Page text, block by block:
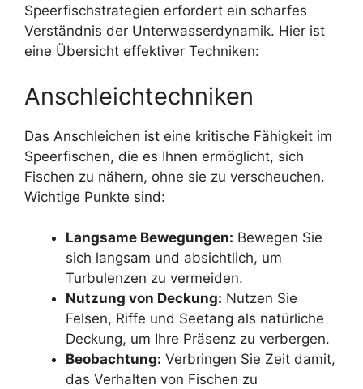
Speerfischstrategien erfordert ein scharfes
Verständnis der Unterwasserdynamik. Hier ist
eine Übersicht effektiver Techniken:
Anschleichtechniken
Das Anschleichen ist eine kritische Fähigkeit im
Speerfischen, die es Ihnen ermöglicht, sich
Fischen zu nähern, ohne sie zu verscheuchen.
Wichtige Punkte sind:
Langsame Bewegungen: Bewegen Sie
sich langsam und absichtlich, um
Turbulenzen zu vermeiden.
Nutzung von Deckung: Nutzen Sie
Felsen, Riffe und Seetang als natürliche
Deckung, um Ihre Präsenz zu verbergen.
Beobachtung: Verbringen Sie Zeit damit,
das Verhalten von Fischen zu